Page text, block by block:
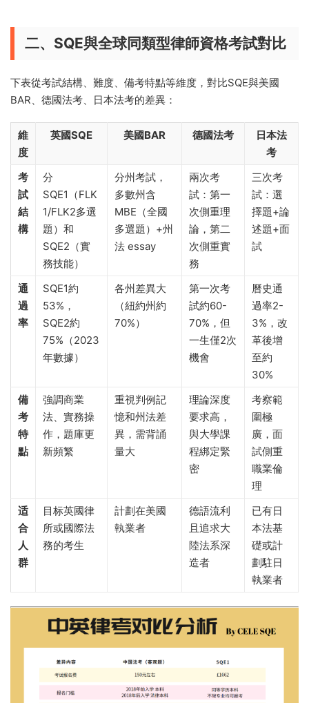
二、SQE與全球同類型律師資格考試對比
下表從考試結構、難度、備考特點等維度，對比SQE與美國
BAR、德國法考、日本法考的差異：
維
度
英國SQE 美國BAR 德國法考
日本法
考
考
試
結
構
分
SQE1（FLK
1/FLK2多選
題）和
SQE2（實
務技能）
分州考試，
多數州含
MBE（全國
多選題）+州
法 essay
兩次考
試：第一
次側重理
論，第二
次側重實
務
三次考
試：選
擇題+論
述題+面
試
通
過
率
SQE1約
53%，
SQE2約
75%（2023
年數據）
各州差異大
（紐約州約
70%）
第一次考
試約60-
70%，但
一生僅2次
機會
曆史通
過率2-
3%，改
革後增
至約
30%
備
考
特
點
強調商業
法、實務操
作，題庫更
新頻繁
重視判例記
憶和州法差
異，需背誦
量大
理論深度
要求高，
與大學課
程綁定緊
密
考察範
圍極
廣，面
試側重
職業倫
理
适
合
人
群
目标英國律
所或國際法
務的考生
計劃在美國
執業者
德語流利
且追求大
陸法系深
造者
已有日
本法基
礎或計
劃駐日
執業者